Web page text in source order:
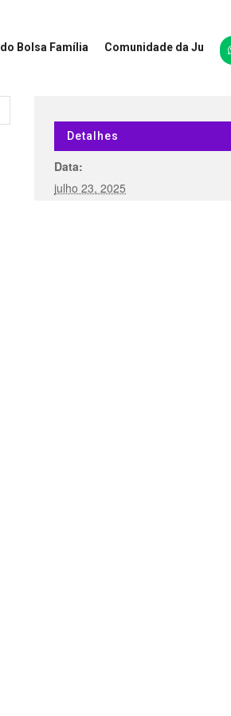
do Bolsa Família Comunidade da Ju
Detalhes
Data:
julho 23, 2025